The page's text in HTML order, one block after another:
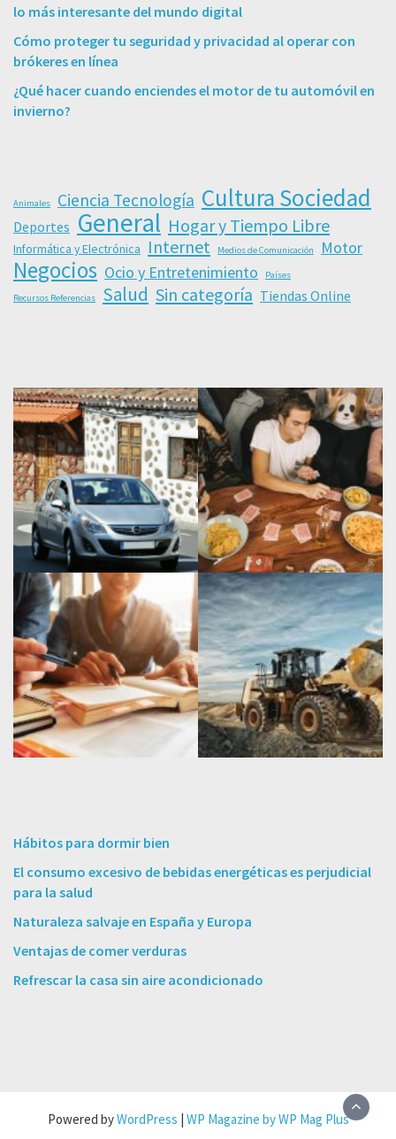
lo más interesante del mundo digital
Cómo proteger tu seguridad y privacidad al operar con
brókeres en línea
¿Qué hacer cuando enciendes el motor de tu automóvil en
invierno?
Animales Ciencia Tecnología Cultura Sociedad
Deportes General Hogar y Tiempo Libre
Informática y Electrónica Internet Medios de Comunicación Motor
Negocios Ocio y Entretenimiento
Países
Recursos Referencias
Salud Sin categoría Tiendas Online
Hábitos para dormir bien
El consumo excesivo de bebidas energéticas es perjudicial
para la salud
Naturaleza salvaje en España y Europa
Ventajas de comer verduras
Refrescar la casa sin aire acondicionado
Powered byWordPress | WP Magazine by WP Mag Plus